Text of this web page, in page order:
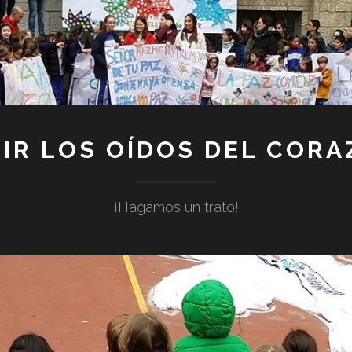
LOS OÍDOS DEL
¡Hagamos un trato!